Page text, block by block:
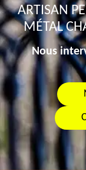
ARTISAN
MÉTAL
Nous